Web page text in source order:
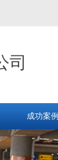
司
成功案例